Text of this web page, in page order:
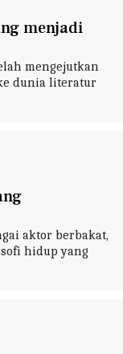
menjadi
mengejutkan
dunia literatur
aktor berbakat,
hidup yang